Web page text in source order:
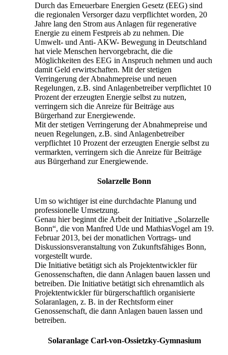
Durch das Erneuerbare Energien Gesetz (EEG) sind
die regionalen Versorger dazu verpflichtet worden, 20
Jahre lang den Strom aus Anlagen für regenerative
Energie zu einem Festpreis ab zu nehmen. Die
Umwelt- und Anti- AKW- Bewegung in Deutschland
hat viele Menschen hervorgebracht, die die
Möglichkeiten des EEG in Anspruch nehmen und auch
damit Geld erwirtschaften. Mit der stetigen
Verringerung der Abnahmepreise und neuen
Regelungen, z.B. sind Anlagenbetreiber verpflichtet 10
Prozent der erzeugten Energie selbst zu nutzen,
verringern sich die Anreize für Beiträge aus
Bürgerhand zur Energiewende.
Mit der stetigen Verringerung der Abnahmepreise und
neuen Regelungen, z.B. sind Anlagenbetreiber
verpflichtet 10 Prozent der erzeugten Energie selbst zu
vermarkten, verringern sich die Anreize für Beiträge
aus Bürgerhand zur Energiewende.
Solarzelle Bonn
Um so wichtiger ist eine durchdachte Planung und
professionelle Umsetzung.
Genau hier beginnt die Arbeit der Initiative „Solarzelle
Bonn“, die von Manfred Ude und MathiasVogel am 19.
Februar 2013, bei der monatlichen Vortrags- und
Diskussionsveranstaltung von Zukunftsfähiges Bonn,
vorgestellt wurde.
Die Initiative betätigt sich als Projektentwickler für
Genossenschaften, die dann Anlagen bauen lassen und
betreiben. Die Initiative betätigt sich ehrenamtlich als
Projektentwickler für bürgerschaftlich organisierte
Solaranlagen, z. B. in der Rechtsform einer
Genossenschaft, die dann Anlagen bauen lassen und
betreiben.
Solaranlage Carl-von-Ossietzky-Gymnasium